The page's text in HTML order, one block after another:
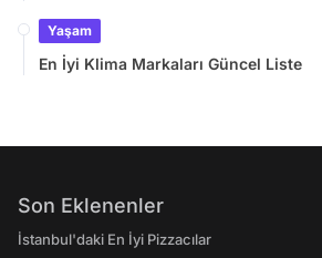
Yaşam
En İyi Klima Markaları Güncel Liste
Son Eklenenler
İstanbul'daki En İyi Pizzacılar